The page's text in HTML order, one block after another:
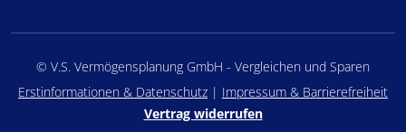
© V.S. Vermögensplanung GmbH - Vergleichen und Sparen
Erstinformationen & Datenschutz | Impressum & Barrierefreiheit
Vertrag widerrufen